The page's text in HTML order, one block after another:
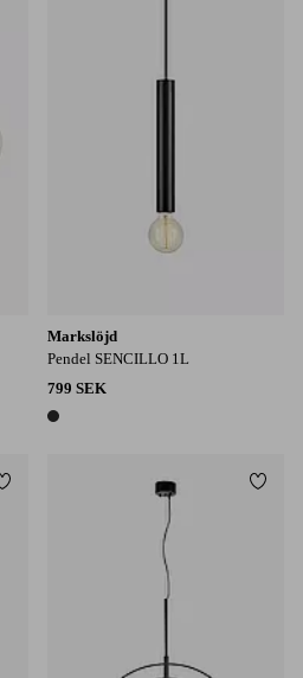
Markslöjd
Pendel SENCILLO 1L
799 SEK
1 färg
Lägg till i favoriter